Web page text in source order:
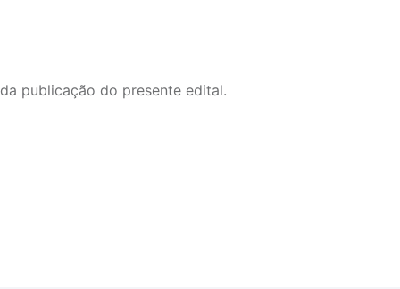
publicação do presente edital.